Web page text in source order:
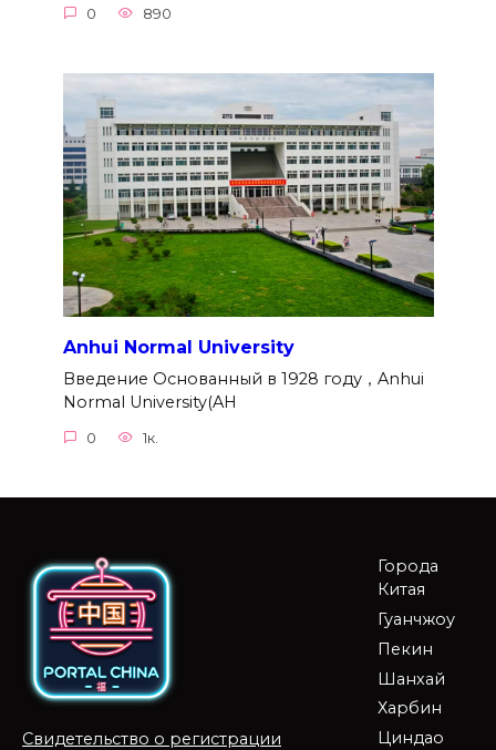
0 890
Anhui Normal University
Введение Основанный в 1928 году，Anhui
Normal University(AH
0 1к.
Свидетельство о регистрации
Города
Китая
Гуанчжоу
Пекин
Шанхай
Харбин
Циндао